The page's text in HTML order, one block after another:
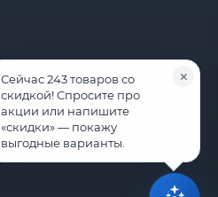
Сейчас 243 товаров со
скидкой! Спросите про
акции или напишите
«скидки» — покажу
выгодные варианты.